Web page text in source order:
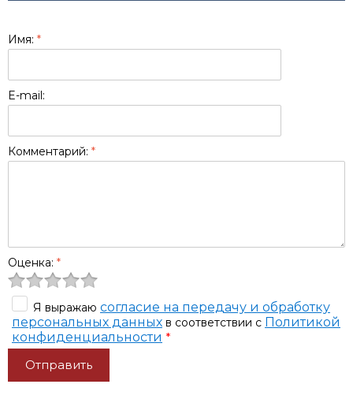
Имя: *
E-mail:
Комментарий: *
Оценка: *
Я выражаю согласие на передачу и обработку
персональных данных в соответствии с Политикой
конфиденциальности *